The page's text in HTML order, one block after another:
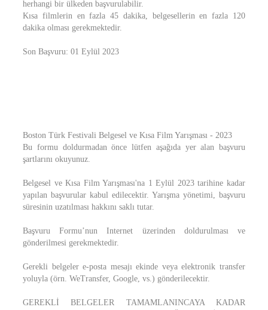
herhangi bir ülkeden başvurulabilir.
Kısa filmlerin en fazla 45 dakika, belgesellerin en fazla 120
dakika olması gerekmektedir.
Son Başvuru: 01 Eylül 2023
Boston Türk Festivali Belgesel ve Kısa Film Yarışması - 2023
Bu formu doldurmadan önce lütfen aşağıda yer alan başvuru
şartlarını okuyunuz.
Belgesel ve Kısa Film Yarışması'na 1 Eylül 2023 tarihine kadar
yapılan başvurular kabul edilecektir. Yarışma yönetimi, başvuru
süresinin uzatılması hakkını saklı tutar.
Başvuru Formu’nun Internet üzerinden doldurulması ve
gönderilmesi gerekmektedir.
Gerekli belgeler e-posta mesajı ekinde veya elektronik transfer
yoluyla (örn. WeTransfer, Google, vs.) gönderilecektir.
GEREKLİ BELGELER TAMAMLANINCAYA KADAR